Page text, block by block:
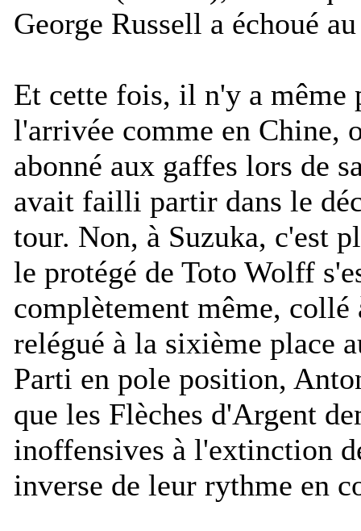
George Russell a échoué
Et cette fois, il n'y a même
l'arrivée comme en Chine,
abonné aux gaffes lors de
avait failli partir dans le
tour. Non, à Suzuka, c'est
le protégé de Toto Wolff
complètement même, collé
relégué à la sixième place
Parti en pole position,
que les Flèches d'Argent
inoffensives à l'extinction
inverse de leur rythme en